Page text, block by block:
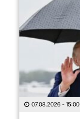
07.08.2026 - 15:00